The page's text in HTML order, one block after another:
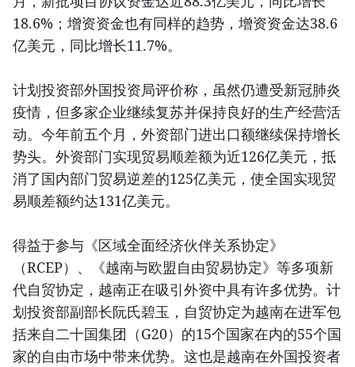
18.6%；增资资金也有同样的趋势，增资资金达38.6
亿美元，同比增长11.7%。
计划投资部外国投资局评价称，虽然仍遭受新冠肺炎
疫情，但多家企业继续复苏并保持良好的生产经营活
动。今年前五个月，外资部门进出口额继续保持增长
势头。外资部门实现贸易顺差额为近126亿美元，抵
消了国内部门贸易逆差的125亿美元，使全国实现贸
易顺差额约达131亿美元。
得益于参与《区域全面经济伙伴关系协定》
（RCEP）、《越南与欧盟自由贸易协定》等多项新
代自贸协定，越南正在吸引外资中具有许多优势。计
划投资部副部长阮氏碧玉，自贸协定为越南在进军包
括来自二十国集团（G20）的15个国家在内的55个国
家的自由市场中带来优势。这也是越南在外国投资者